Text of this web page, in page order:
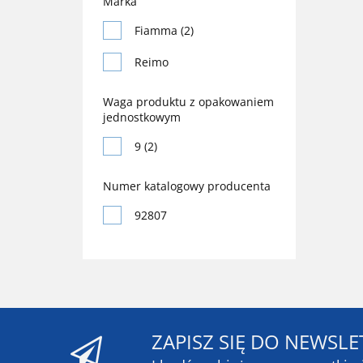
Fiamma (2)
Reimo
Waga produktu z opakowaniem
jednostkowym
9 (2)
Numer katalogowy producenta
92807
ZAPISZ SIĘ DO